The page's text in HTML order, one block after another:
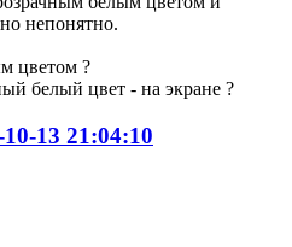
непонятно.
цветом ?
белый цвет - на экране ?
13 21:04:10